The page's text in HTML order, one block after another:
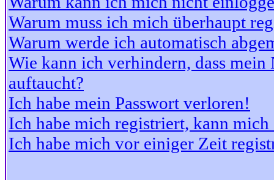
Warum muss ich mich überhaupt
Warum werde ich automatisch
Wie kann ich verhindern, dass
auftaucht?
Ich habe mein Passwort verloren!
Ich habe mich registriert, kann
Ich habe mich vor einiger Zeit